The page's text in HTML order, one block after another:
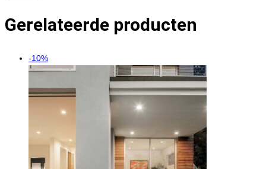
Gerelateerde producten
-10%